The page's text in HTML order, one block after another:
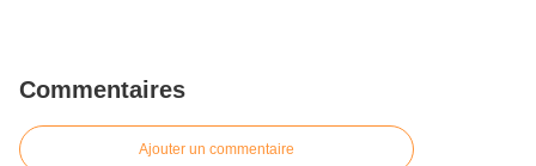
Commentaires
Ajouter un commentaire